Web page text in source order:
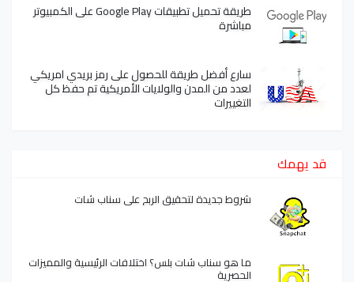
طريقة تحميل تطبيقات Google Play على الكمبيوتر
مباشرة
سارع أفضل طريقة للحصول على رمز بريدي امريكي
لعدد من المدن والولايات الأمريكية تم حفظ كل
التغييرات
قد يهمك
شروط جديدة لتحقيق الربح على سناب شات
ما هو سناب شات بلس؟ اختلافات الرئيسية والمميزات
الحصرية